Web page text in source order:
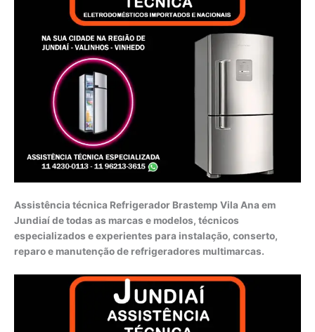
Assistência técnica Refrigerador Brastemp Vila Ana em
Jundiaí de todas as marcas e modelos, técnicos
especializados e experientes para instalação, conserto,
reparo e manutenção de refrigeradores multimarcas.